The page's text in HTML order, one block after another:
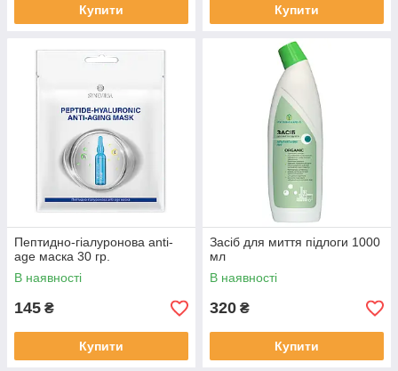
Купити Купити
Пептидно-гіалуронова anti-
age маска 30 гр.
В наявності
145 ₴
Купити
Засіб для миття підлоги 1000
мл
В наявності
320 ₴
Купити